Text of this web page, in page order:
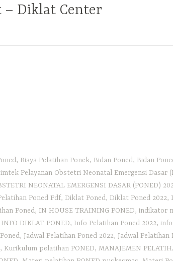
– Diklat Center
, Biaya Pelatihan Ponek, Bidan Poned, Bidan
Pelayanan Obstetri Neonatal Emergensi Dasar
NEONATAL EMERGENSI DASAR (PONED)
Poned Pdf, Diklat Poned, Diklat Poned 2022,
Poned, IN HOUSE TRAINING PONED, indikator
INFO DIKLAT PONED, Info Pelatihan Poned 2022,
, Jadwal Pelatihan Poned 2022, Jadwal Pelatihan
, Kurikulum pelatihan PONED, MANAJEMEN